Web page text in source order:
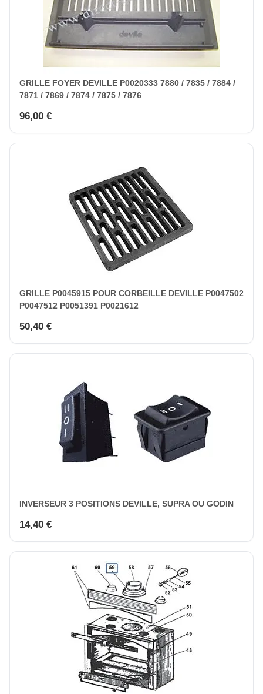
GRILLE FOYER DEVILLE P0020333 7880 / 7835 / 7884 /
7871 / 7869 / 7874 / 7875 / 7876
96,00 €
GRILLE P0045915 POUR CORBEILLE DEVILLE P0047502
P0047512 P0051391 P0021612
50,40 €
INVERSEUR 3 POSITIONS DEVILLE, SUPRA OU GODIN
14,40 €